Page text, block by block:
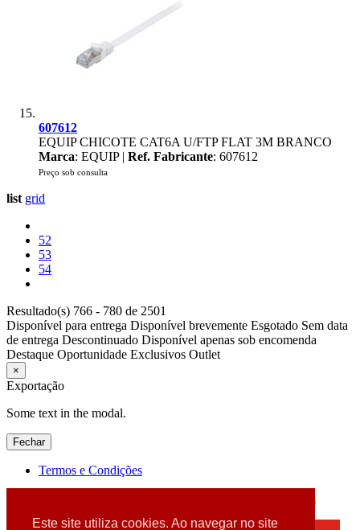
Este site utiliza cookies. Ao navegar no site
607612
EQUIP CHICOTE CAT6A U/FTP FLAT 3M BRANCO
Marca: EQUIP | Ref. Fabricante: 607612
Preço sob consulta
list grid
52
53
54
Resultado(s) 766 - 780 de 2501
Disponível para entrega Disponível brevemente Esgotado Sem data
de entrega Descontinuado Disponível apenas sob encomenda
Destaque Oportunidade Exclusivos Outlet
×
Exportação
Some text in the modal.
Fechar
Termos e Condições